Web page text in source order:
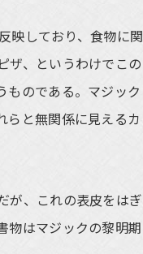
映しており、食物に関
ザ、というわけでこの
ものである。マジック
らと無関係に見えるカ
が、これの表皮をはぎ
はマジックの黎明期